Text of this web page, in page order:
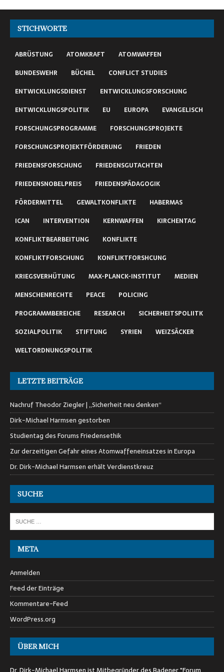
STICHWORTE
ABRÜSTUNG ATOMKRAFT
ATOMWAFFEN
BUNDESWEHR
BÜCHEL
CONFLICT STUDIES
ENTWICKLUNGSDIENST
ENTWICKLUNGSFORSCHUNG
ENTWICKLUNGSPOLITIK
EU EUROPA
EVANGELISCH
FORSCHUNGSPROGRAMME
FORSCHUNGSPROJEKTE
FORSCHUNGSPROJEKTFÖRDERUNG
FRIEDEN
FRIEDENSFORSCHUNG
FRIEDENSGUTACHTEN
FRIEDENSNOBELPREIS
FRIEDENSPÄDAGOGIK
FÖRDERMITTEL
GEWALTKONFLIKTE
HABERMAS
ICAN
INTERVENTION KERNWAFFEN
KIRCHENTAG
KONFLIKTBEARBEITUNG
KONFLIKTE
KONFLIKTFORSCHUNG
KONFLIKTFORSHCUNG
KRIEGSVERHÜTUNG
MAX-PLANCK-INSTITUT
MEDIEN
MENSCHENRECHTE
PEACE
POLICING
PROGRAMMBEREICHE
RESEARCH
SICHERHEITSPOLIITK
SOZIALPOLITIK
STIFTUNG SYRIEN
WEIZSÄCKER
WELTORDNUNGSPOLITIK
LETZTE BEITRÄGE
Nachruf Theodor Ziegler | „Sicherheit neu denken“
Dirk-Michael Harmsen gestorben
Studientag des Forums Friedensethik
Zur derzeitigen Gefahr eines Atomwaffeneinsatzes in Europa
Dr. Dirk-Michael Harmsen erhält Verdienstkreuz
SUCHE
META
Anmelden
Feed der Einträge
Kommentare-Feed
WordPress.org
ÜBER MICH